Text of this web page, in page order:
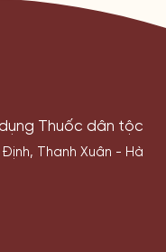
Thuốc dân tộc
Thanh Xuân - Hà